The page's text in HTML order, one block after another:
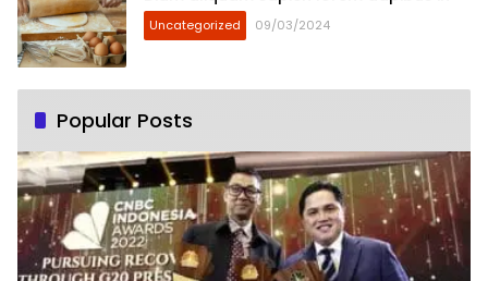
Uncategorized 09/03/2024
Popular Posts